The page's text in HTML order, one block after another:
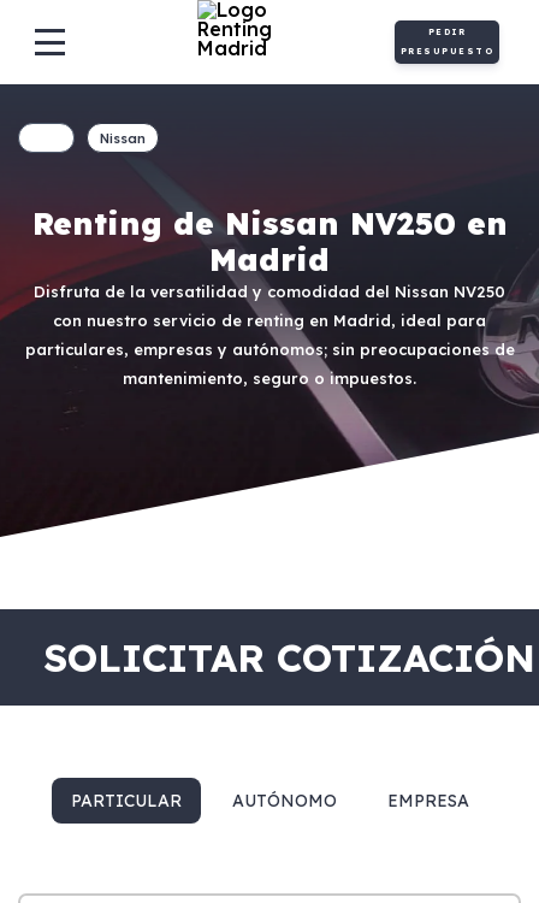
PEDIR
PRESUPUESTO
Renting de Nissan NV250 en
Madrid
Disfruta de la versatilidad y comodidad del Nissan NV250
con nuestro servicio de renting en Madrid, ideal para
particulares, empresas y autónomos; sin preocupaciones de
mantenimiento, seguro o impuestos.
Nissan
SOLICITAR COTIZACIÓN
PARTICULAR AUTÓNOMO EMPRESA